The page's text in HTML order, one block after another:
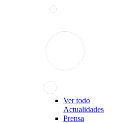
Ver todo
Actualidades
Prensa